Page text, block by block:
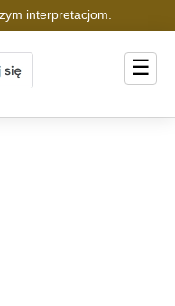
interpretacjom.
☰